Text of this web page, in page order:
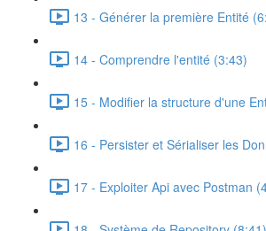
13 - Générer la première Entité
14 - Comprendre l'entité (3:43)
15 - Modifier la structure d'une
16 - Persister et Sérialiser les
17 - Exploiter Api avec Postman